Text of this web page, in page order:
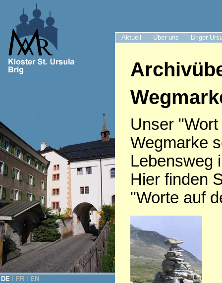
Aktuell Über uns Briger
DE FR EN
Unser
Wegmarke
Lebensweg
Hier finden
"Worte auf